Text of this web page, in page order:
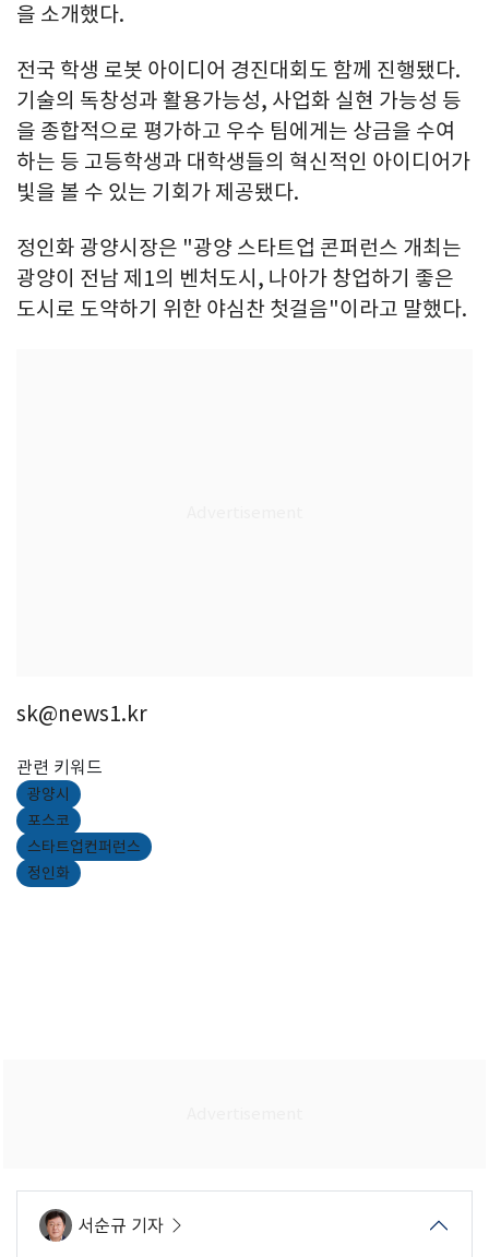
을 소개했다.
전국 학생 로봇 아이디어 경진대회도 함께 진행됐다.
기술의 독창성과 활용가능성, 사업화 실현 가능성 등
을 종합적으로 평가하고 우수 팀에게는 상금을 수여
하는 등 고등학생과 대학생들의 혁신적인 아이디어가
빛을 볼 수 있는 기회가 제공됐다.
정인화 광양시장은 "광양 스타트업 콘퍼런스 개최는
광양이 전남 제1의 벤처도시, 나아가 창업하기 좋은
도시로 도약하기 위한 야심찬 첫걸음"이라고 말했다.
sk@news1.kr
관련 키워드
광양시
포스코
스타트업컨퍼런스
정인화
서순규 기자